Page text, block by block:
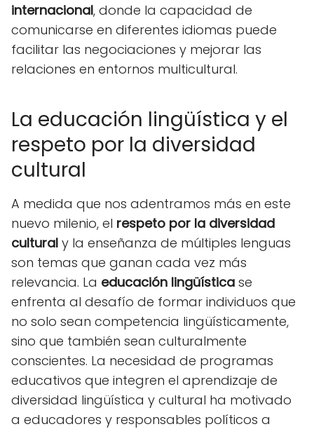
internacional, donde la capacidad de
comunicarse en diferentes idiomas puede
facilitar las negociaciones y mejorar las
relaciones en entornos multicultural.
La educación lingüística y el
respeto por la diversidad
cultural
A medida que nos adentramos más en este
nuevo milenio, el respeto por la diversidad
cultural y la enseñanza de múltiples lenguas
son temas que ganan cada vez más
relevancia. La educación lingüística se
enfrenta al desafío de formar individuos que
no solo sean competencia lingüísticamente,
sino que también sean culturalmente
conscientes. La necesidad de programas
educativos que integren el aprendizaje de
diversidad lingüística y cultural ha motivado
a educadores y responsables políticos a